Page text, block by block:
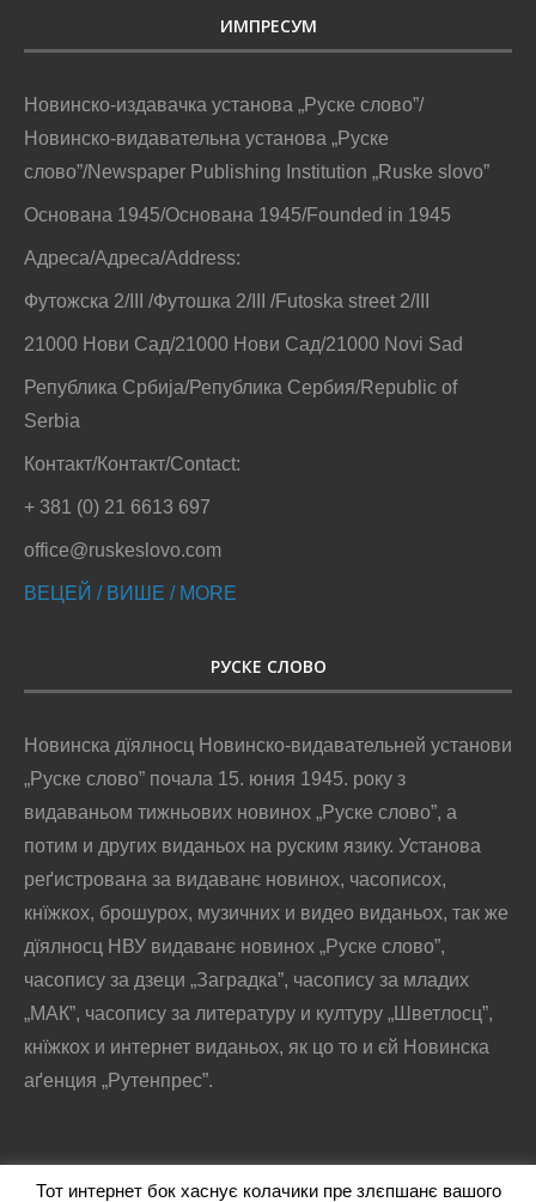
ИМПРЕСУМ
Новинско-издавачка установа „Руске слово”/
Новинско-видавательна установа „Руске
слово”/Newspaper Publishing Institution „Ruske slovo”
Основана 1945/Основана 1945/Founded in 1945
Адреса/Адреса/Address:
Футожска 2/III /Футошка 2/III /Futoska street 2/III
21000 Нови Сад/21000 Нови Сад/21000 Novi Sad
Република Србија/Република Сербия/Republic of
Serbia
Контакт/Контакт/Contact:
+ 381 (0) 21 6613 697
office@ruskeslovo.com
ВЕЦЕЙ / ВИШЕ / MORE
РУСКЕ СЛОВО
Новинска дїялносц Новинско-видавательней установи
„Руске слово” почала 15. юния 1945. року з
видаваньом тижньових новинох „Руске слово”, а
потим и других виданьох на руским язику. Установа
реґистрована за видаванє новинох, часописох,
кнїжкох, брошурох, музичних и видео виданьох, так же
дїялносц НВУ видаванє новинох „Руске слово”,
часопису за дзеци „Заградка”, часопису за младих
„МАК”, часопису за литературу и културу „Шветлосц”,
кнїжкох и интернет виданьох, як цо то и єй Новинска
аґенция „Рутенпрес”.
Тот интернет бок хаснує колачики пре злєпшанє вашого